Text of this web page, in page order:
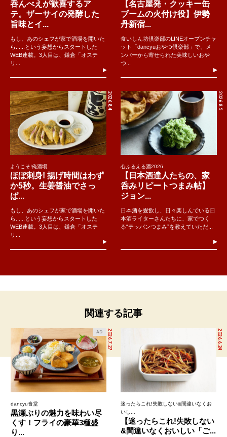
吞んべえが歓喜するア
テ。ザーサイの発酵した
旨味とイ...
もし、あのシェフが家で酒場を開いた
ら......という妄想からスタートした
WEB連載。3人目は、鎌倉「オステ
リ...
【名古屋発・クッキー缶
ブームの火付け役】伊勢
丹新宿...
食いしん坊倶楽部のLINEオープンチャ
ット「dancyuおやつ倶楽部」で、メ
ンバーから寄せられた美味しいおや
つ...
2026.8.4
ようこそ!俺酒場
ほぼ刺身! 揚げ時間はわず
か5秒。生姜醤油でさっ
ぱ...
もし、あのシェフが家で酒場を開いた
ら......という妄想からスタートした
WEB連載。3人目は、鎌倉「オステ
リ...
2026.8.5
心ふるえる酒2026
【日本酒達人たちの、家
呑みリピートつまみ帖】
ジョン...
日本酒を愛飲し、日々楽しんでいる日
本酒ライターさんたちに、家でつく
る“テッパンつまみ”を教えていただ...
関連する記事
2026.7.27
AD
dancyu食堂
黒瀬ぶりの魅力を味わい尽
くす！フライの豪華3種盛
り...
2026.6.24
迷ったらこれ!失敗しない&間違いなくお
いし...
【迷ったらこれ!失敗しない
&間違いなくおいしい「ご...